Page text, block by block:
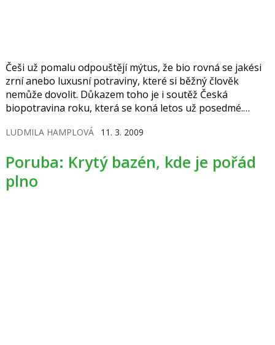
Češi už pomalu odpouštějí mýtus, že bio rovná se jakési
zrní anebo luxusní potraviny, které si běžný člověk
nemůže dovolit. Důkazem toho je i soutěž Česká
biopotravina roku, která se koná letos už posedmé.
LUDMILA HAMPLOVÁ 11. 3. 2009
Poruba: Krytý bazén, kde je pořád
plno